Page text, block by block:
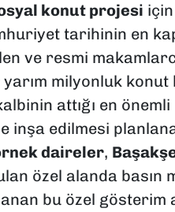
konut projesi
tarihinin en
ve resmi
milyonluk
attığı en
inşa edilmesi
daireler,
özel alanda basın
bu özel gösterim